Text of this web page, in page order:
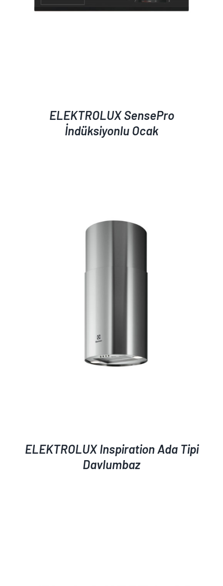
ELEKTROLUX SensePro
İndüksiyonlu Ocak
ELEKTROLUX Inspiration Ada Tipi
Davlumbaz